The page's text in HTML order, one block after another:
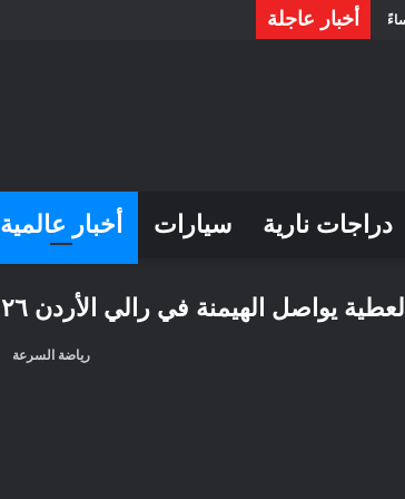
أخبار عاجلة
دراجات نارية سيارات أخبار عالمية
العطية يواصل الهيمنة في رالي الأردن ٢٠٢٦ ويقترب من فوز جديد في بطولة الشرق الأوسط
رياضة السرعة